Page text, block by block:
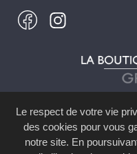
3
Site réalisé avec leSystème de
Le respect de votre vie
des cookies pour vous
notre site. En